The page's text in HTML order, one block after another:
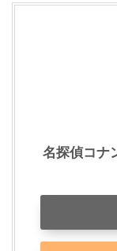
名探偵コナ